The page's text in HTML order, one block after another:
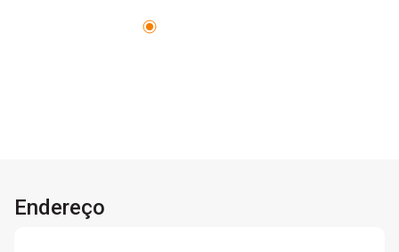
Endereço